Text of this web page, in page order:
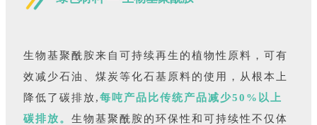
生物基聚酰胺来自可持续再生的植物性原料，可有
效减少石油、煤炭等化石基原料的使用，从根本上
降低了碳排放,每吨产品比传统产品减少50%以上
碳排放。 生物基聚酰胺的环保性和可持续性不仅体